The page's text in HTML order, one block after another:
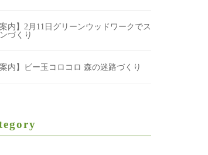
案内】2月11日グリーンウッドワークでス
づくり
案内】ビー玉コロコロ 森の迷路づくり